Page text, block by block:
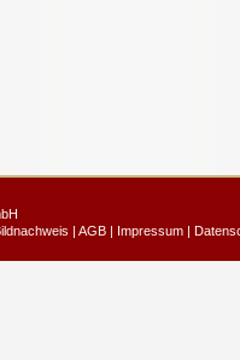
| AGB | Impressum |